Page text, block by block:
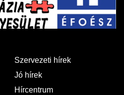
Szervezeti hírek
Jó hírek
Hírcentrum